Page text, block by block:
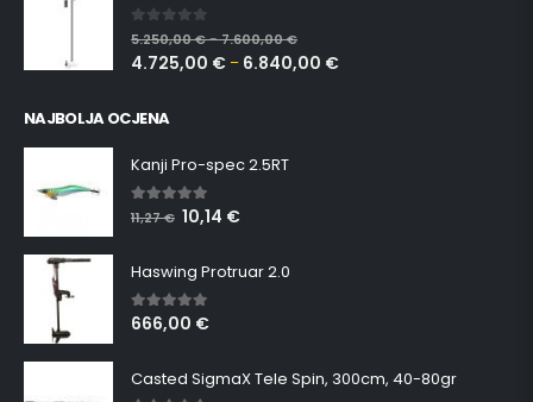
0 out of 5
5.250,00€–7.600,00€
4.725,00 € – 6.840,00 €
NAJBOLJA OCJENA
Kanji Pro-spec 2.5RT
5.00 out of 5
11,27€ 10,14 €
Haswing Protruar 2.0
5.00 out of 5
666,00 €
Casted SigmaX Tele Spin, 300cm, 40-80gr